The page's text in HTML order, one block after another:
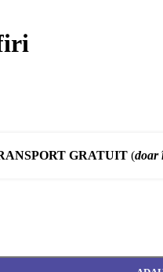
GRATUIT (doar